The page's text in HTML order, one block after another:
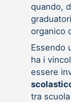
quando,
organico
Essendo
ha i
essere
tra